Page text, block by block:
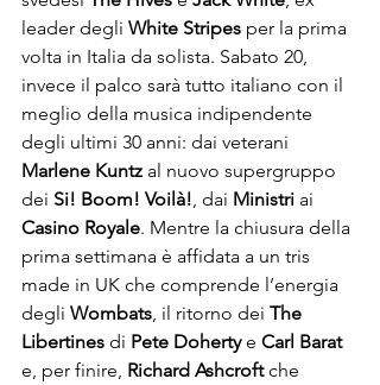
leader degli White Stripes per la prima
volta in Italia da solista. Sabato 20,
invece il palco sarà tutto italiano con il
meglio della musica indipendente
degli ultimi 30 anni: dai veterani
Marlene Kuntz al nuovo supergruppo
dei Si! Boom! Voilà! , dai Ministri ai
Casino Royale. Mentre la chiusura della
prima settimana è affidata a un tris
made in UK che comprende l’energia
degli Wombats , il ritorno dei The
Libertines di Pete Doherty e Carl Barat
e, per finire, Richard Ashcroft che